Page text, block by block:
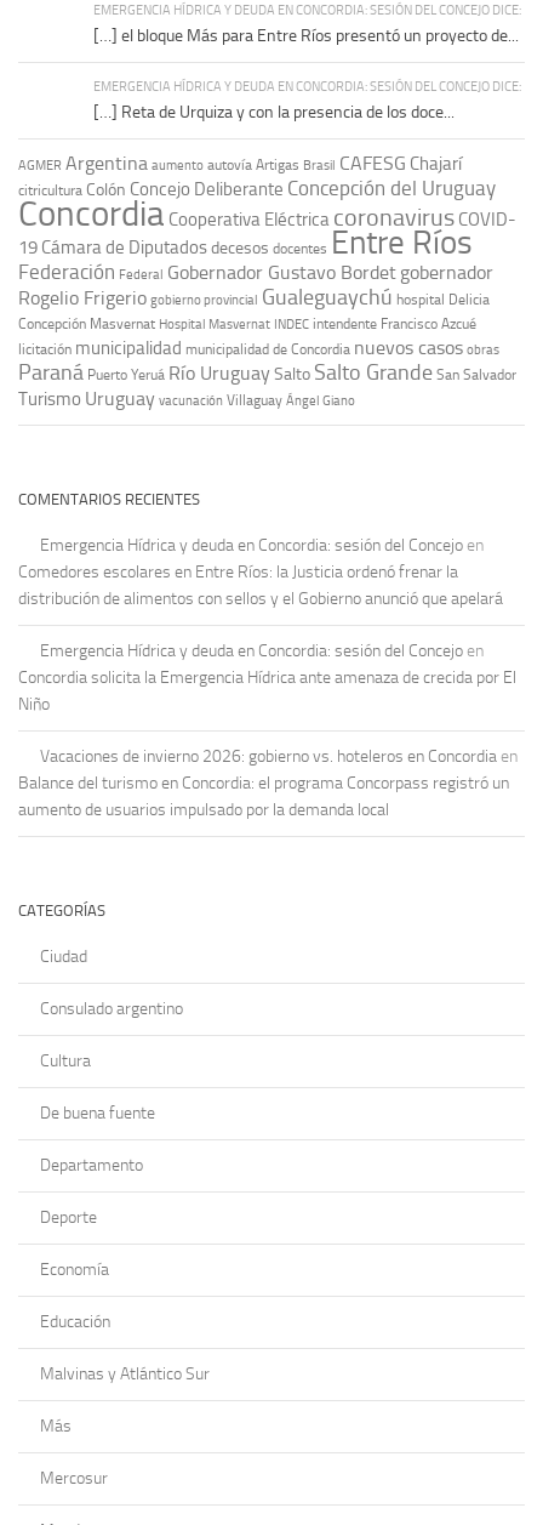
EMERGENCIA HÍDRICA Y DEUDA EN CONCORDIA: SESIÓN DEL CONCEJO DICE:
[…] el bloque Más para Entre Ríos presentó un proyecto de...
EMERGENCIA HÍDRICA Y DEUDA EN CONCORDIA: SESIÓN DEL CONCEJO DICE:
[…] Reta de Urquiza y con la presencia de los doce...
AGMER Argentina aumento autovía Artigas Brasil CAFESG Chajarí
citricultura Colón Concejo Deliberante Concepción del Uruguay
Concordia Cooperativa Eléctrica coronavirus COVID-
19 Cámara de Diputadosdecesos docentes Entre Ríos
Federación Federal Gobernador Gustavo Bordet gobernador
Rogelio Frigerio gobierno provincial Gualeguaychú hospital Delicia
Concepción Masvernat Hospital Masvernat INDEC intendente Francisco Azcué
licitación municipalidad municipalidad de Concordia nuevos casos obras
Paraná Puerto Yeruá Río UruguaySalto Salto Grande San Salvador
Turismo Uruguay vacunación Villaguay Ángel Giano
COMENTARIOS RECIENTES
Emergencia Hídrica y deuda en Concordia: sesión del Concejo en
Comedores escolares en Entre Ríos: la Justicia ordenó frenar la
distribución de alimentos con sellos y el Gobierno anunció que apelará
Emergencia Hídrica y deuda en Concordia: sesión del Concejo en
Concordia solicita la Emergencia Hídrica ante amenaza de crecida por El
Niño
Vacaciones de invierno 2026: gobierno vs. hoteleros en Concordia en
Balance del turismo en Concordia: el programa Concorpass registró un
aumento de usuarios impulsado por la demanda local
CATEGORÍAS
Ciudad
Consulado argentino
Cultura
De buena fuente
Departamento
Deporte
Economía
Educación
Malvinas y Atlántico Sur
Más
Mercosur